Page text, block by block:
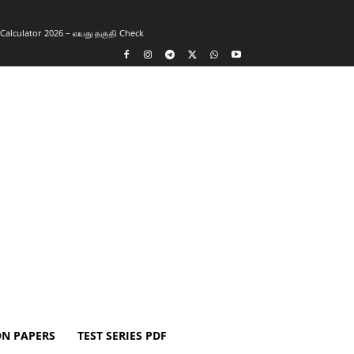
2026 – வயது தகுதி Check
PAPERS TEST SERIES PDF